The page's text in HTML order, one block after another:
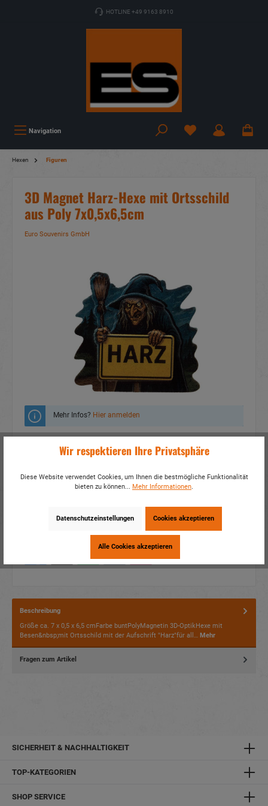
HOTLINE +49 9163 8910
Navigation
Hexen Figuren
3D Magnet Harz-Hexe mit Ortsschild
aus Poly 7x0,5x6,5cm
Euro Souvenirs GmbH
Mehr Infos? Hier anmelden
Zum Merkzettel hinzufügen
Fragen zum Produkt
Verpackungseinheit: 24 / 288
Dieses Produkt weiterempfehlen:
Beschreibung
Größe ca. 7 x 0,5 x 6,5 cmFarbe buntPolyMagnetin 3D-OptikHexe mit
Besen&nbsp;mit Ortsschild mit der Aufschrift "Harz"für all… Mehr
Fragen zum Artikel
SICHERHEIT & NACHHALTIGKEIT
TOP-KATEGORIEN
SHOP SERVICE
Wir respektieren Ihre Privatsphäre
Diese Website verwendet Cookies, um Ihnen die bestmögliche Funktionalität
bieten zu können... Mehr Informationen.
Datenschutzeinstellungen Cookies akzeptieren
Alle Cookies akzeptieren